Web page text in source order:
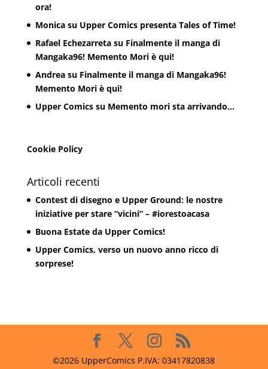
ora!
Monicasu Upper Comics presenta Tales of Time!
Rafael Echezarretasu Finalmente il manga di
Mangaka96! Memento Mori è qui!
Andreasu Finalmente il manga di Mangaka96!
Memento Mori è qui!
Upper Comicssu Memento mori sta arrivando…
Cookie Policy
Articoli recenti
Contest di disegno e Upper Ground: le nostre
iniziative per stare “vicini” – #iorestoacasa
Buona Estate da Upper Comics!
Upper Comics, verso un nuovo anno ricco di
sorprese!
©2026 UpperComics P.IVA: 03417820838